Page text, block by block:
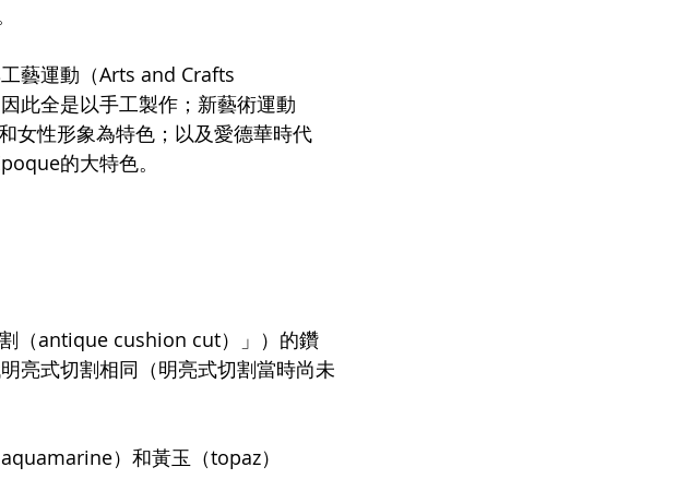
藝運動（Arts and Crafts
此全是以手工製作；新藝術運動
女性形象為特色；以及愛德華時代
的大特色。
（antique cushion cut）」）的鑽
亮式切割相同（明亮式切割當時尚未
）和黃玉（topaz）